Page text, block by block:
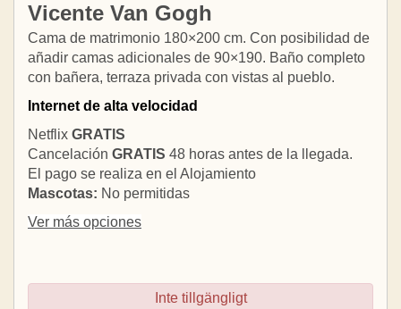
Vicente Van Gogh
Cama de matrimonio 180×200 cm. Con posibilidad de
añadir camas adicionales de 90×190. Baño completo
con bañera, terraza privada con vistas al pueblo.
Internet de alta velocidad
Netflix GRATIS
Cancelación GRATIS 48 horas antes de la llegada.
El pago se realiza en el Alojamiento
Mascotas: No permitidas
Ver más opciones
Inte tillgängligt